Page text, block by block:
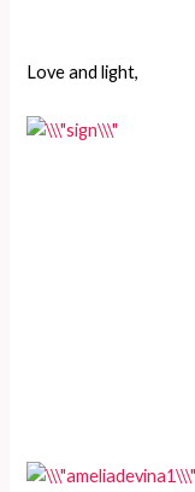
Love and light,